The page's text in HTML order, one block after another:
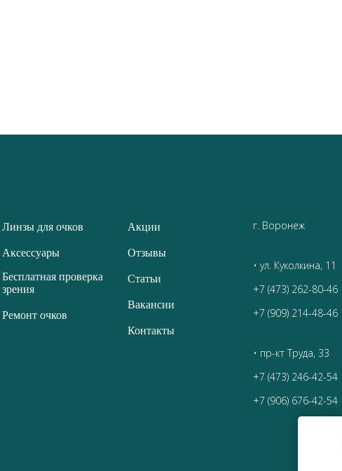
Линзы для очков
Аксессуары
Бесплатная проверка
зрения
Ремонт очков
Акции
Отзывы
Статьи
Вакансии
Контакты
г. Воронеж
• ул. Куколкина, 11
+7 (473) 262-80-46
+7 (909) 214-48-46
• пр-кт Труда, 33
+7 (473) 246-42-54
+7 (906) 676-42-54